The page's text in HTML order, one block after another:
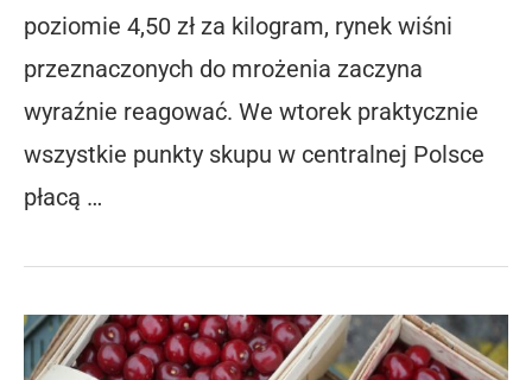
poziomie 4,50 zł za kilogram, rynek wiśni
przeznaczonych do mrożenia zaczyna
wyraźnie reagować. We wtorek praktycznie
wszystkie punkty skupu w centralnej Polsce
płacą …